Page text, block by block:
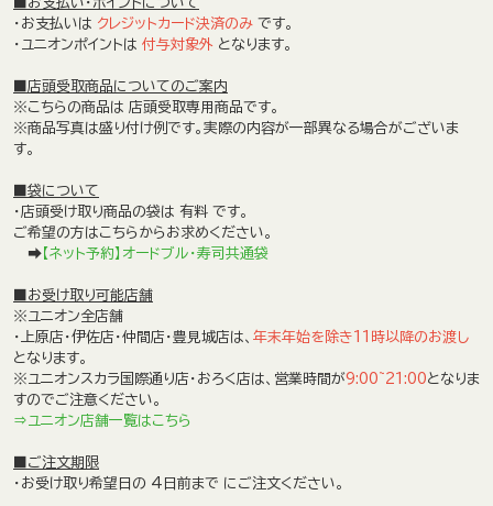
・お支払いは クレジットカード決済のみ です。
・ユニオンポイントは 付与対象外 となります。
■店頭受取商品についてのご案内
※こちらの商品は 店頭受取専用商品です。
※商品写真は盛り付け例です。実際の内容が一部異なる場合がございま
す。
■袋について
・店頭受け取り商品の袋は 有料 です。
ご希望の方はこちらからお求めください。
➡ 【ネット予約】オードブル・寿司共通袋
■お受け取り可能店舗
※ユニオン全店舗
・上原店・伊佐店・仲間店・豊見城店は、 年末年始を除き11時以降のお渡し
となります。
※ユニオンスカラ国際通り店・おろく店は、営業時間が9:00~21:00となりま
すのでご注意ください。
⇒ユニオン店舗一覧はこちら
■ご注文期限
・お受け取り希望日の 4日前まで にご注文ください。